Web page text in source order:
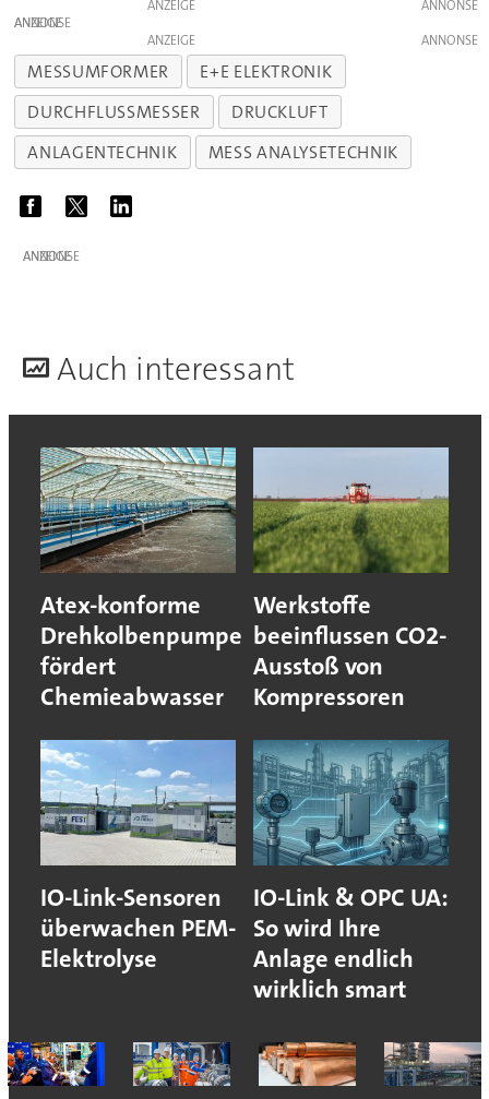
ANZEIGE
ANZEIGE
ANZEIGE
MESSUMFORMER
E+E ELEKTRONIK
DURCHFLUSSMESSER
DRUCKLUFT
ANLAGENTECHNIK
MESS ANALYSETECHNIK
ANZEIGE
Auch interessant
Atex-konforme
Drehkolbenpumpe
fördert
Chemieabwasser
Werkstoffe
beeinflussen CO2-
Ausstoß von
Kompressoren
IO-Link-Sensoren
überwachen PEM-
Elektrolyse
IO-Link & OPC UA:
So wird Ihre
Anlage endlich
wirklich smart